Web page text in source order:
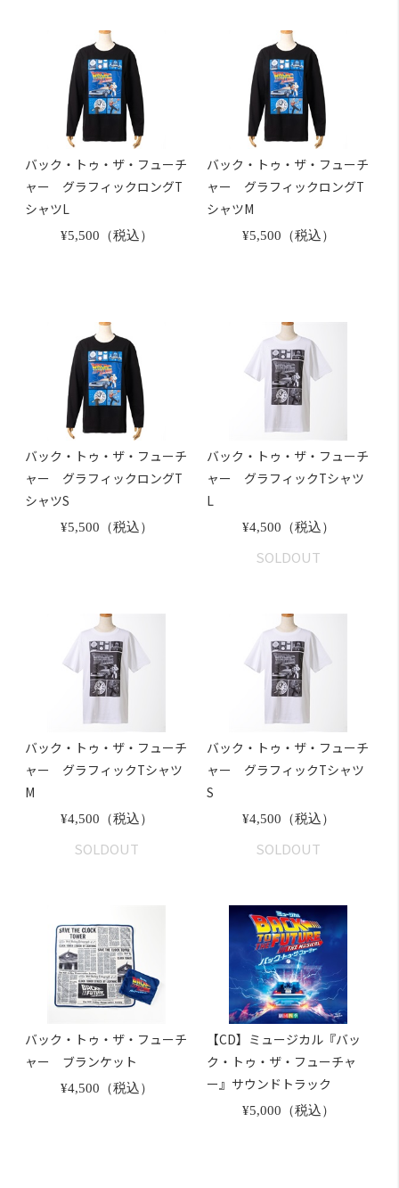
バック・トゥ・ザ・フューチ
ャー グラフィックロングT
シャツL
¥5,500（税込）
バック・トゥ・ザ・フューチ
ャー グラフィックロングT
シャツM
¥5,500（税込）
バック・トゥ・ザ・フューチ
ャー グラフィックロングT
シャツS
¥5,500（税込）
バック・トゥ・ザ・フューチ
ャー グラフィックTシャツ
L
¥4,500（税込）
SOLDOUT
バック・トゥ・ザ・フューチ
ャー グラフィックTシャツ
M
¥4,500（税込）
SOLDOUT
バック・トゥ・ザ・フューチ
ャー グラフィックTシャツ
S
¥4,500（税込）
SOLDOUT
バック・トゥ・ザ・フューチ
ャー ブランケット
¥4,500（税込）
【CD】ミュージカル『バッ
ク・トゥ・ザ・フューチャ
ー』サウンドトラック
¥5,000（税込）